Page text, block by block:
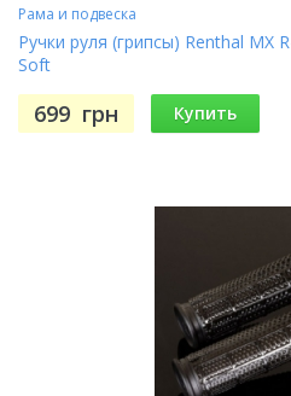
Рама и подвеска
Ручки руля (грипсы) Renthal MX
Soft
699 грн Купить